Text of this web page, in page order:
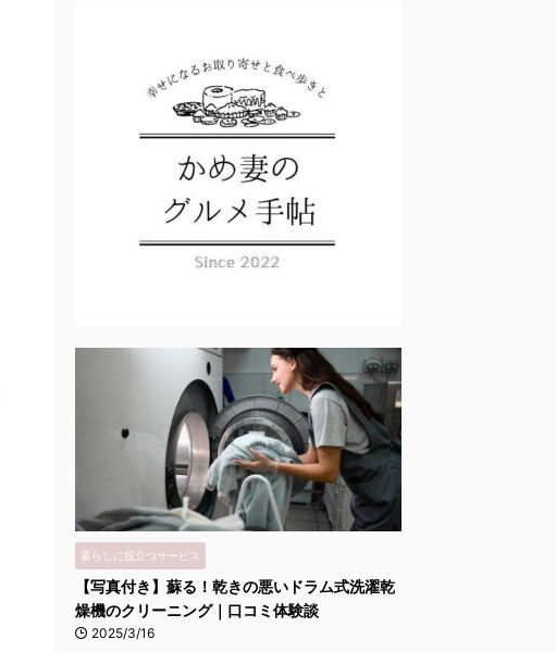
暮らしに役立つサービス
【写真付き】蘇る！乾きの悪いドラム式洗濯乾
燥機のクリーニング｜口コミ体験談
2025/3/16